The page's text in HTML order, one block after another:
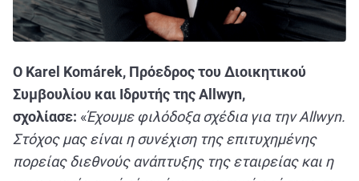
Ο Karel Komárek, Πρόεδροςτου Διοικητικού
Συμβουλίου και Ιδρυτήςτης Allwyn,
σχολίασε: «Έχουμε φιλόδοξα σχέδια για την Allwyn.
Στόχος μας είναι η συνέχιση της επιτυχημένης
πορείας διεθνούς ανάπτυξης της εταιρείας και η